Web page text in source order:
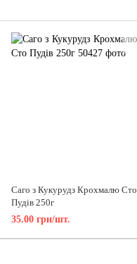
Саго з Кукурудз Крохмалю Сто
Пудів 250г
35.00 грн/шт.